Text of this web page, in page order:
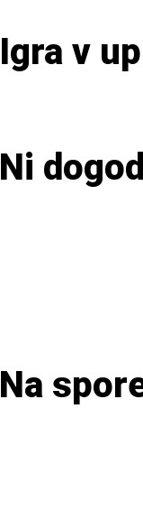
Igra v
Ni
Na